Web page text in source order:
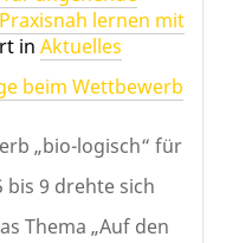
lernen mit
in Aktuelles
beim Wettbewerb
„bio-logisch“ für
bis 9 drehte sich
Thema „Auf den